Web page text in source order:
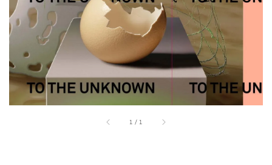
1 / 1